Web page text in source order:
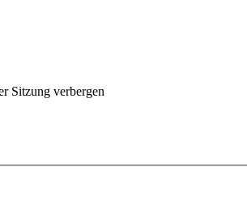
Sitzung verbergen